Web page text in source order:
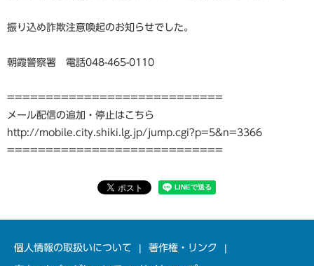
振り込め詐欺注意喚起のお知らせでした。
朝霞警察署 電話048-465-0110
============================
メール配信の追加・停止はこちら
http://mobile.city.shiki.lg.jp/jump.cgi?p=5&n=3366
============================
個人情報の取扱いについて 著作権・リンク